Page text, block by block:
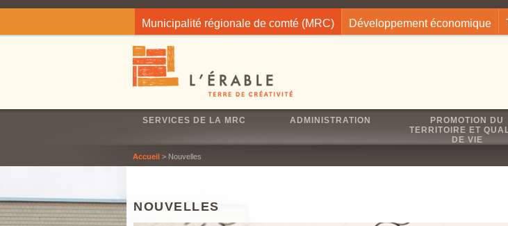
Municipalité régionale de comté (MRC) Développement économique
SERVICES DE LA MRC ADMINISTRATION
PROMOTION DU
TERRITOIRE ET
DE VIE
Accueil> Nouvelles
NOUVELLES